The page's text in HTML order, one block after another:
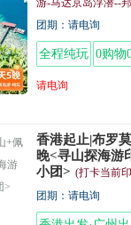
游-马达京岛浮潜--
团期：请电询
全程纯玩 0购物
请电询
香港起止|布罗
晚<寻山探海游
小团> (打卡当前
团期：请电询